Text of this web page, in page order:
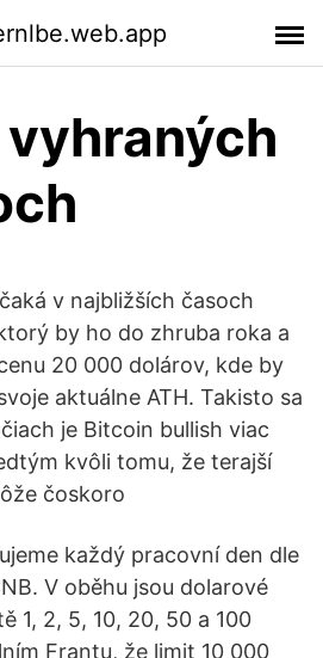
v najbližších časoch
by ho do zhruba roka a
20 000 dolárov, kde by
aktuálne ATH. Takisto sa
je Bitcoin bullish viac
kvôli tomu, že terajší
čoskoro
každý pracovní den dle
V oběhu jsou dolarové
1, 2, 5, 10, 20, 50 a 100
Frantu, že limit 10 000